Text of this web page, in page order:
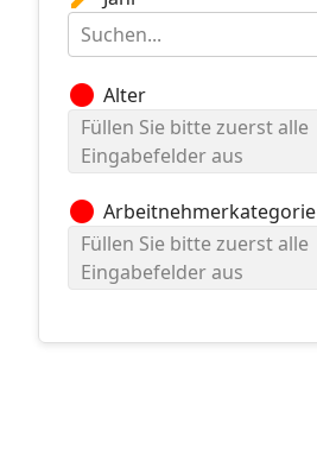
Suchen...
circle Alter
Füllen Sie bitte zuerst alle
Eingabefelder aus
circle Arbeitnehmerkategorie
Füllen Sie bitte zuerst alle
Eingabefelder aus